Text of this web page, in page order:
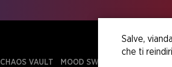
CHAOS VAULT MOOD SWINGS
Salve,
che ti